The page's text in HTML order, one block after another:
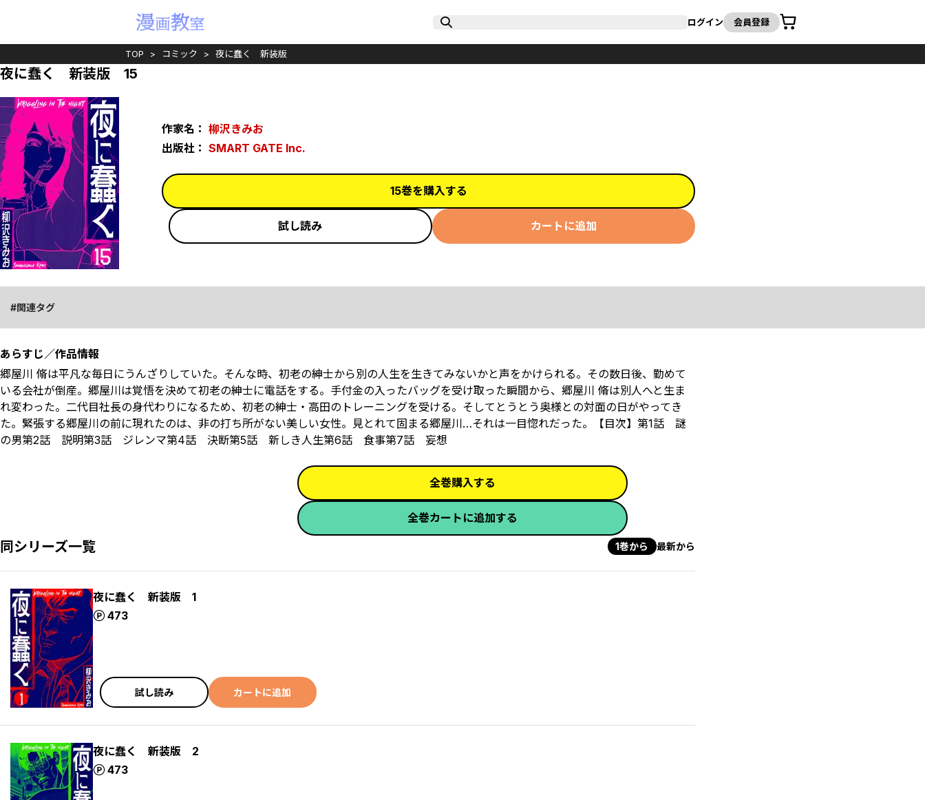
ログイン 会員登録
カート
TOP コミック 夜に蠢く 新装版
夜に蠢く 新装版 15
作家名： 柳沢きみお
出版社： SMART GATE Inc.
15巻を購入する
試し読み カートに追加
関連タグ
あらすじ／作品情報
郷屋川 脩は平凡な毎日にうんざりしていた。そんな時、初老の紳士から別の人生を生きてみないかと声をかけられる。その数日後、勤めて
いる会社が倒産――。郷屋川は覚悟を決めて初老の紳士に電話をする。手付金の入ったバッグを受け取った瞬間から、郷屋川 脩は別人へと生ま
れ変わった。二代目社長の身代わりになるため、初老の紳士・高田のトレーニングを受ける。そしてとうとう奥様との対面の日がやってき
た。緊張する郷屋川の前に現れたのは、非の打ち所がない美しい女性。見とれて固まる郷屋川…それは一目惚れだった。【目次】第1話 謎
の男第2話 説明第3話 ジレンマ第4話 決断第5話 新しき人生第6話 食事第7話 妄想
全巻購入する
全巻カートに追加する
同シリーズ一覧 1巻から 最新から
夜に蠢く 新装版 1
473
ポイント
試し読み カートに追加
夜に蠢く 新装版 2
473
ポイント